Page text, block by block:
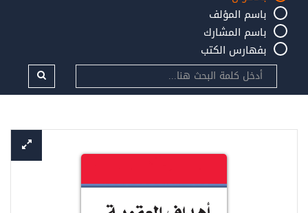
باسم المؤلف
باسم المشارك
بفهارس الكتب